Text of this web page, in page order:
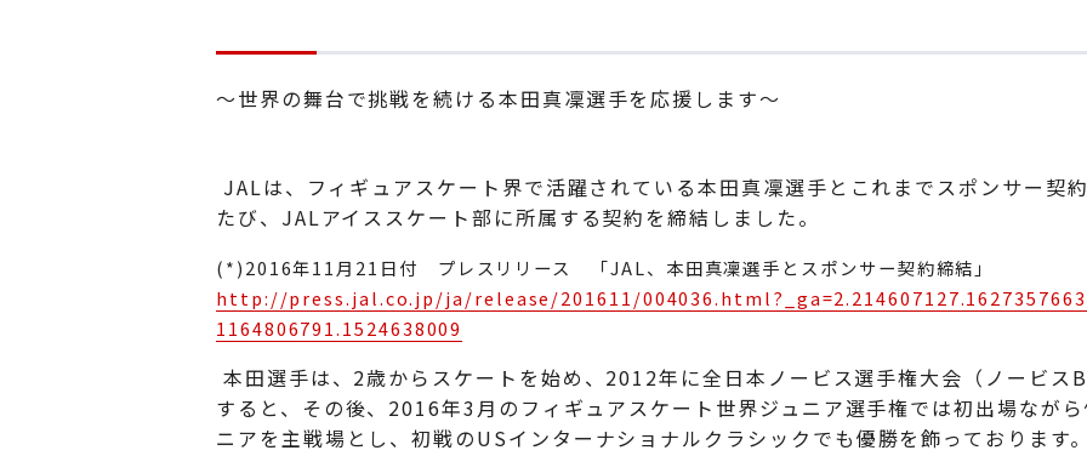
～世界の舞台で挑戦を続ける本田真凜選手を応援します～
JALは、フィギュアスケート界で活躍されている本田真凜選手とこれまでスポンサー契
たび、JALアイススケート部に所属する契約を締結しました。
(*)2016年11月21日付 プレスリリース 「JAL、本田真凜選手とスポンサー契約締結」
http://press.jal.co.jp/ja/release/201611/
1164806791.1524638009
本田選手は、2歳からスケートを始め、2012年に全日本ノービス選手権大会（ノービス
すると、その後、2016年3月のフィギュアスケート世界ジュニア選手権では初出場なが
ニアを主戦場とし、初戦のUSインターナショナルクラシックでも優勝を飾っております